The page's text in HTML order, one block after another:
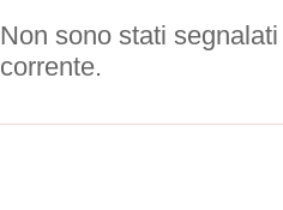
Non sono stati
corrente.